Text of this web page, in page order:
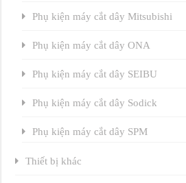
Phụ kiện máy cắt dây Mitsubishi
Phụ kiện máy cắt dây ONA
Phụ kiện máy cắt dây SEIBU
Phụ kiện máy cắt dây Sodick
Phụ kiện máy cắt dây SPM
Thiết bị khác